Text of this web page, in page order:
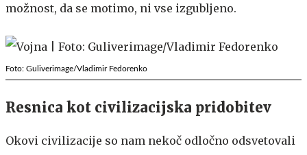
možnost, da se motimo, ni vse izgubljeno.
Foto: Guliverimage/Vladimir Fedorenko
Resnica kot civilizacijska pridobitev
Okovi civilizacije so nam nekoč odločno odsvetovali